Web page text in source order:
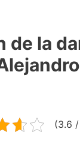
de la
(3.6